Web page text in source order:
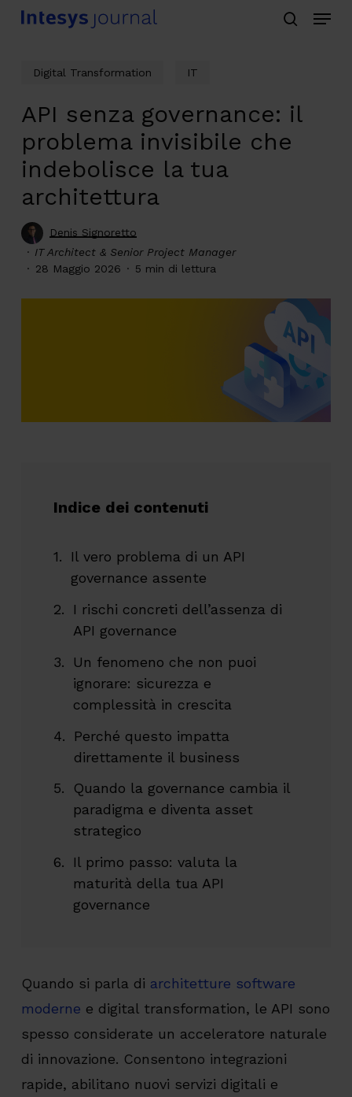
Skip
Menu
Digital Transformation IT
API senza governance: il
problema invisibile che
indebolisce la tua
architettura
Denis Signoretto
IT Architect & Senior Project Manager
28 Maggio 2026
5 min di lettura
Indice dei contenuti
Il vero problema di un API
governance assente
I rischi concreti dell’assenza di
API governance
Un fenomeno che non puoi
ignorare: sicurezza e
complessità in crescita
Perché questo impatta
direttamente il business
Quando la governance cambia il
paradigma e diventa asset
strategico
Il primo passo: valuta la
maturità della tua API
governance
Quando si parla di architetture software
moderne e digital transformation, le API sono
spesso considerate un acceleratore naturale
di innovazione. Consentono integrazioni
rapide, abilitano nuovi servizi digitali e